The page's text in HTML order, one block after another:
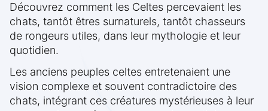
Découvrez comment les Celtes percevaient les
chats, tantôt êtres surnaturels, tantôt chasseurs
de rongeurs utiles, dans leur mythologie et leur
quotidien.
Les anciens peuples celtes entretenaient une
vision complexe et souvent contradictoire des
chats, intégrant ces créatures mystérieuses à leur